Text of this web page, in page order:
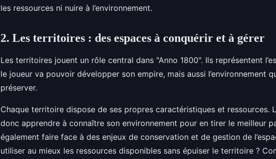
les ressources ni nuire à l’environnement.
2. Les territoires : des espaces à conquérir et à gérer
Les territoires jouent un rôle central dans "Anno 1800". Ils représentent
le joueur va pouvoir développer son empire, mais aussi l’environnement
préserver.
Chaque territoire dispose de ses propres caractéristiques et ressources.
donc apprendre à connaître son environnement pour en tirer le meilleur
également faire face à des enjeux de conservation et de gestion de
utiliser au mieux les ressources disponibles sans épuiser le territoire ?